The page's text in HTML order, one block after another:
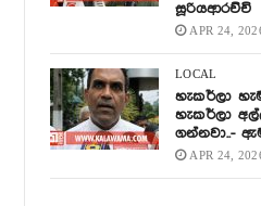
සූරියආරච්චි
APR 24,
LOCAL
හැකර්ලා
හැකර්ලා
ගන්නවා..-
APR 24,